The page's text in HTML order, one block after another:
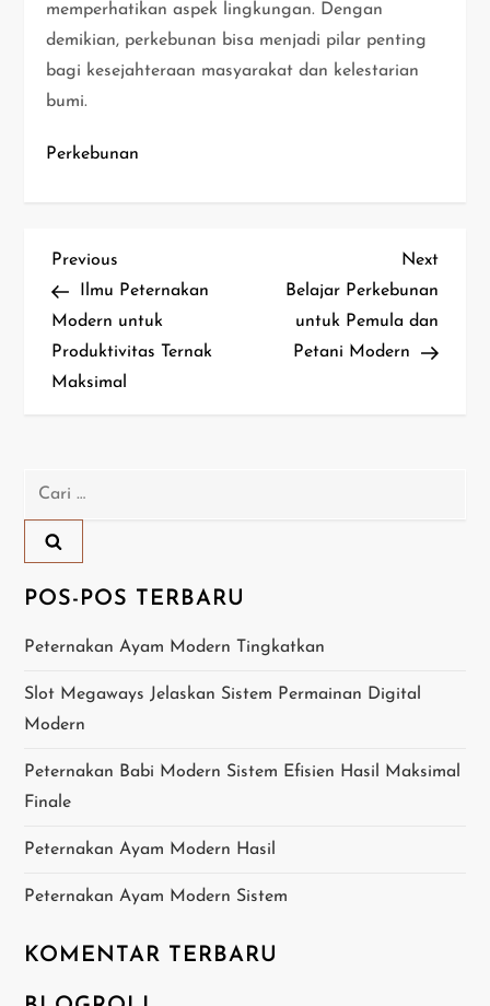
memperhatikan aspek lingkungan. Dengan
demikian, perkebunan bisa menjadi pilar penting
bagi kesejahteraan masyarakat dan kelestarian
bumi.
Perkebunan
N
a
v
a
s
i
p
o
Previous
Post
Previous
Ilmu Peternakan
Modern untuk
Produktivitas Ternak
Maksimal
Next
Post
Next
Belajar Perkebunan
untuk Pemula dan
Petani Modern
Cari
POS-POS TERBARU
Peternakan Ayam Modern Tingkatkan
Slot Megaways Jelaskan Sistem Permainan Digital
Modern
Peternakan Babi Modern Sistem Efisien Hasil Maksimal
Finale
Peternakan Ayam Modern Hasil
Peternakan Ayam Modern Sistem
KOMENTAR TERBARU